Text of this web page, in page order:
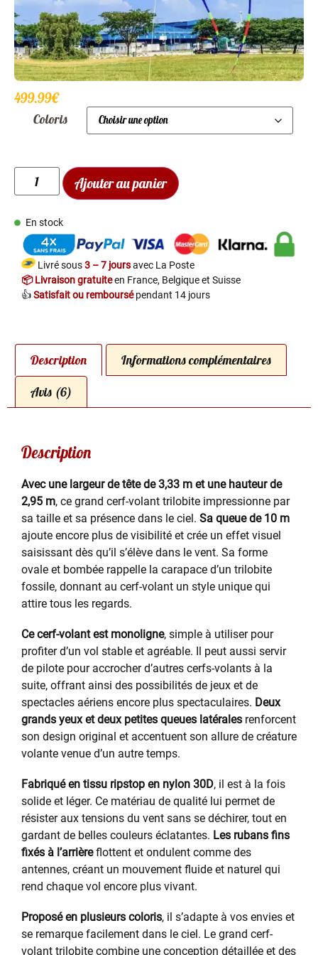
499.99€
Coloris
Ajouter au panier
En stock
Livré sous3 – 7 joursavec La Poste
📦 Livraison gratuiteen France, Belgique et Suisse
👍Satisfait ou remboursépendant 14 jours
Description Informations complémentaires
Avis (6)
Description
Avec une largeur de tête de 3,33 m et une hauteur de
2,95 m, ce grand cerf-volant trilobite impressionne par
sa taille et sa présence dans le ciel. Sa queue de 10 m
ajoute encore plus de visibilité et crée un effet visuel
saisissant dès qu’il s’élève dans le vent. Sa forme
ovale et bombée rappelle la carapace d’un trilobite
fossile, donnant au cerf-volant un style unique qui
attire tous les regards.
Ce cerf-volant est monoligne, simple à utiliser pour
profiter d’un vol stable et agréable. Il peut aussi servir
de pilote pour accrocher d’autres cerfs-volants à la
suite, offrant ainsi des possibilités de jeux et de
spectacles aériens encore plus spectaculaires. Deux
grands yeux et deux petites queues latérales renforcent
son design original et accentuent son allure de créature
volante venue d’un autre temps.
Fabriqué en tissu ripstop en nylon 30D, il est à la fois
solide et léger. Ce matériau de qualité lui permet de
résister aux tensions du vent sans se déchirer, tout en
gardant de belles couleurs éclatantes. Les rubans fins
fixés à l’arrièreflottent et ondulent comme des
antennes, créant un mouvement fluide et naturel qui
rend chaque vol encore plus vivant.
Proposé en plusieurs coloris, il s’adapte à vos envies et
se remarque facilement dans le ciel. Le grand cerf-
volant trilobite combine une conception détaillée et des